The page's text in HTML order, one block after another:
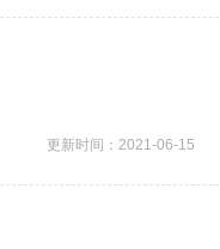
更新时间：2021-06-15